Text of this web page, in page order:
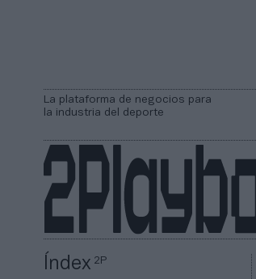
La plataforma de negocios para
la industria del deporte
Índex2P